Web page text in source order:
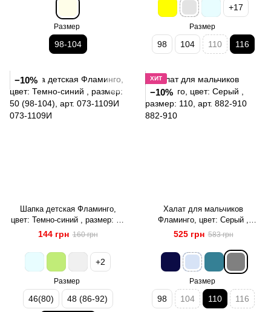
Размер
98-104
+17
Размер
98 104 110 116
−10%
Шапка детская Фламинго,
цвет: Темно-синий , размер: 50
(98-104), арт. 073-1109И
144 грн 160 грн
+2
Размер
46(80) 48 (86-92)
ХИТ
−10%
Халат для мальчиков
Фламинго, цвет: Серый ,
размер: 110, арт. 882-910
525 грн 583 грн
Размер
98 104 110 116